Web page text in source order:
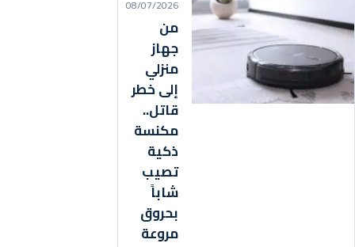
08/07/2026
من
جهاز
منزلي
إلى خطر
قاتل..
مكنسة
ذكية
تصيب
شاباً
بحروق
مروعة